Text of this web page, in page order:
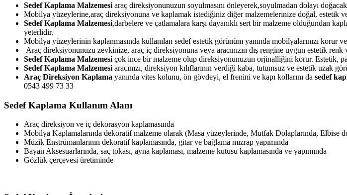
Sedef Kaplama Malzemesi araç direksiyonunuzun soyulmasını önleyerek,soyulmadan dolayı
Mobilya yüzeylerine,araç direksiyonuna ve kaplamak istediğiniz diğer malzemelerinize doğal, estetik
Sedef Kaplama Malzemesi,darbelere ve çatlamalara karşı dayanıklı sert bir malzeme olduğundan
yeterlidir.
Mobilya yüzeylerinin kaplanmasında kullanılan sedef estetik görünüm yanında mobilyalarınızı korur
Araç direksiyonunuzu zevkinize, araç iç direksiyonuna veya aracınızın dış rengine uygun estetik
Sedef Kaplama Malzemesi çok ince bir malzeme olup direksiyonunuzun orjinalliğini korur. Estetik,
Sedef Kaplama Malzemesi aracınızı, direksiyon kılıflarının verdiği kaba, tutumsuz ve estetik uzak
Araç Direksiyon Kaplama yanında vites kolunu, ön gövdeyi, el frenini ve kapı kollarını da sedef
0543 499 73 33
Sedef Kaplama Kullanım Alanı
Araç direksiyon ve iç dekorasyon kaplamasında
Mobilya Kaplamalarında dekoratif malzeme olarak (Masa yüzeylerinde, Mutfak Dolaplarında, Elbise
Müzik Enstrümanlarının dekoratif kaplamasında, gitar ve bağlama mızrap yapımında
Bayan Aksesuarlarında, saç tokası, ayna kaplaması, malzeme kutusu kaplamasında ve yapımında
Gözlük çerçevesi üretiminde